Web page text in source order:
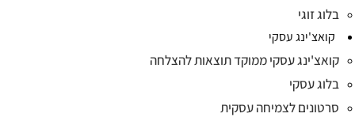
בלוג זוגי
קואצ'ינג עסקי
קואצ'ינג עסקי ממוקד תוצאות להצלחה
בלוג עסקי
סרטונים לצמיחה עסקית